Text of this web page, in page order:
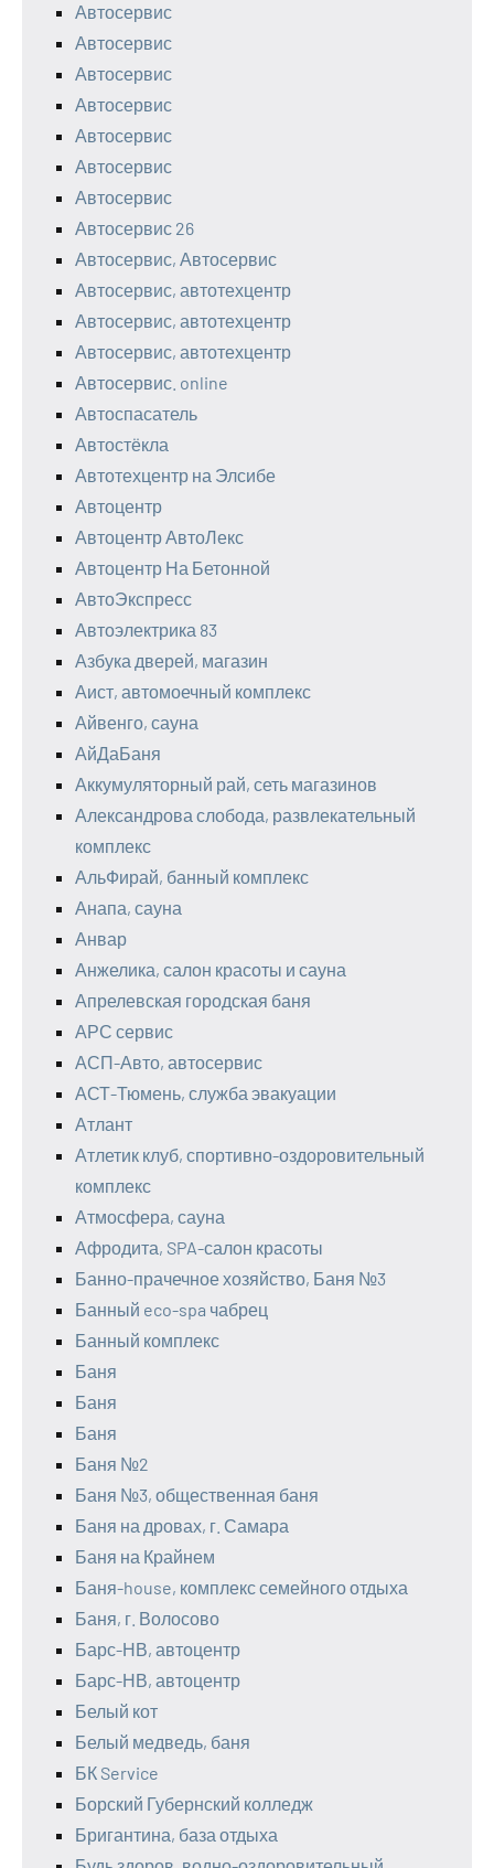
Автосервис
Автосервис
Автосервис
Автосервис
Автосервис
Автосервис
Автосервис
Автосервис 26
Автосервис, Автосервис
Автосервис, автотехцентр
Автосервис, автотехцентр
Автосервис, автотехцентр
Автосервис. online
Автоспасатель
Автостёкла
Автотехцентр на Элсибе
Автоцентр
Автоцентр АвтоЛекс
Автоцентр На Бетонной
АвтоЭкспресс
Автоэлектрика 83
Азбука дверей, магазин
Аист, автомоечный комплекс
Айвенго, сауна
АйДаБаня
Аккумуляторный рай, сеть магазинов
Александрова слобода, развлекательный
комплекс
АльФирай, банный комплекс
Анапа, сауна
Анвар
Анжелика, салон красоты и сауна
Апрелевская городская баня
АРС сервис
АСП-Авто, автосервис
АСТ-Тюмень, служба эвакуации
Атлант
Атлетик клуб, спортивно-оздоровительный
комплекс
Атмосфера, сауна
Афродита, SPA-салон красоты
Банно-прачечное хозяйство, Баня №3
Банный eco-spa чабрец
Банный комплекс
Баня
Баня
Баня
Баня №2
Баня №3, общественная баня
Баня на дровах, г. Самара
Баня на Крайнем
Баня-house, комплекс семейного отдыха
Баня, г. Волосово
Барс-НВ, автоцентр
Барс-НВ, автоцентр
Белый кот
Белый медведь, баня
БК Service
Борский Губернский колледж
Бригантина, база отдыха